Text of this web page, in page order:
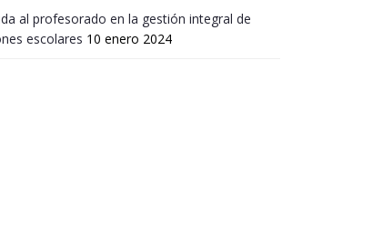
al profesorado en la gestión integral de
escolares 10 enero 2024